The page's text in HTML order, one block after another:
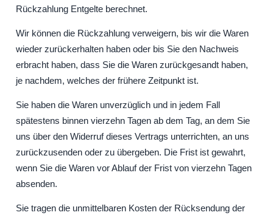
Rückzahlung Entgelte berechnet.
Wir können die Rückzahlung verweigern, bis wir die Waren
wieder zurückerhalten haben oder bis Sie den Nachweis
erbracht haben, dass Sie die Waren zurückgesandt haben,
je nachdem, welches der frühere Zeitpunkt ist.
Sie haben die Waren unverzüglich und in jedem Fall
spätestens binnen vierzehn Tagen ab dem Tag, an dem Sie
uns über den Widerruf dieses Vertrags unterrichten, an uns
zurückzusenden oder zu übergeben. Die Frist ist gewahrt,
wenn Sie die Waren vor Ablauf der Frist von vierzehn Tagen
absenden.
Sie tragen die unmittelbaren Kosten der Rücksendung der